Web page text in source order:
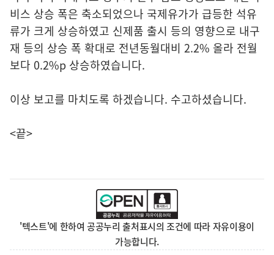
비스 상승 폭은 축소되었으나 국제유가가 급등한 석유
류가 크게 상승하였고 신제품 출시 등의 영향으로 내구
재 등의 상승 폭 확대로 전년동월대비 2.2% 올라 전월
보다 0.2%p 상승하였습니다.
이상 보고를 마치도록 하겠습니다. 수고하셨습니다.
<끝>
'텍스트'에 한하여 공공누리 출처표시의 조건에 따라 자유이용이
가능합니다.